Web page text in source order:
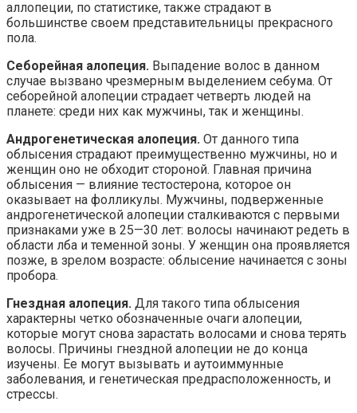
аллопеции, по статистике, также страдают в
большинстве своем представительницы прекрасного
пола.
Себорейная алопеция. Выпадение волос в данном
случае вызвано чрезмерным выделением себума. От
себорейной алопеции страдает четверть людей на
планете: среди них как мужчины, так и женщины.
Андрогенетическая алопеция. От данного типа
облысения страдают преимущественно мужчины, но и
женщин оно не обходит стороной. Главная причина
облысения — влияние тестостерона, которое он
оказывает на фолликулы. Мужчины, подверженные
андрогенетической алопеции сталкиваются с первыми
признаками уже в 25—30 лет: волосы начинают редеть в
области лба и теменной зоны. У женщин она проявляется
позже, в зрелом возрасте: облысение начинается с зоны
пробора.
Гнездная алопеция. Для такого типа облысения
характерны четко обозначенные очаги алопеции,
которые могут снова зарастать волосами и снова терять
волосы. Причины гнездной алопеции не до конца
изучены. Ее могут вызывать и аутоиммунные
заболевания, и генетическая предрасположенность, и
стрессы.